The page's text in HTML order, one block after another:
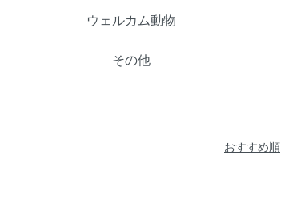
ウェルカム動物
その他
おすすめ順